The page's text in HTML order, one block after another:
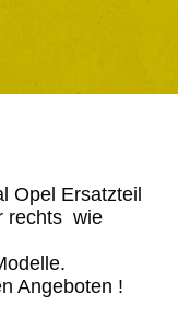
Opel Ersatzteil
rechts wie
Angeboten !